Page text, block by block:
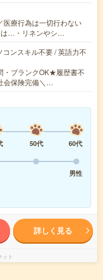
医療行為は一切行わない
は…・リネンやシ…
ンスキル不要 / 英語力不
・ブランクOK★履歴書不
会保険完備＼…
50代
60代
男性
詳しく見る
ット